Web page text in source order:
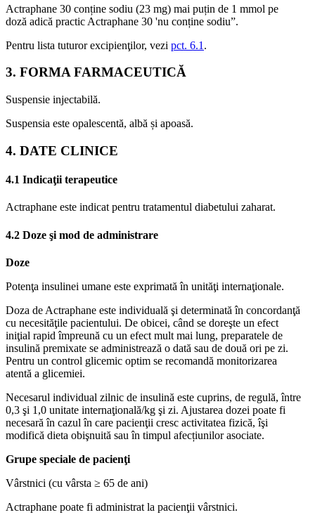
Actraphane 30 conține sodiu (23 mg) mai puțin de 1 mmol pe
doză adică practic Actraphane 30 'nu conține sodiu”.
Pentru lista tuturor excipienţilor, vezi pct. 6.1 .
3. FORMA FARMACEUTICĂ
Suspensie injectabilă.
Suspensia este opalescentă, albă și apoasă.
4. DATE CLINICE
4.1 Indicaţii terapeutice
Actraphane este indicat pentru tratamentul diabetului zaharat.
4.2 Doze şi mod de administrare
Doze
Potenţa insulinei umane este exprimată în unităţi internaţionale.
Doza de Actraphane este individuală şi determinată în concordanţă
cu necesităţile pacientului. De obicei, când se doreşte un efect
iniţial rapid împreună cu un efect mult mai lung, preparatele de
insulină premixate se administrează o dată sau de două ori pe zi.
Pentru un control glicemic optim se recomandă monitorizarea
atentă a glicemiei.
Necesarul individual zilnic de insulină este cuprins, de regulă, între
0,3 şi 1,0 unitate internaţională/kg şi zi. Ajustarea dozei poate fi
necesară în cazul în care pacienţii cresc activitatea fizică, îşi
modifică dieta obişnuită sau în timpul afecțiunilor asociate.
Grupe speciale de pacienţi
Vârstnici (cu vârsta ≥ 65 de ani)
Actraphane poate fi administrat la pacienţii vârstnici.